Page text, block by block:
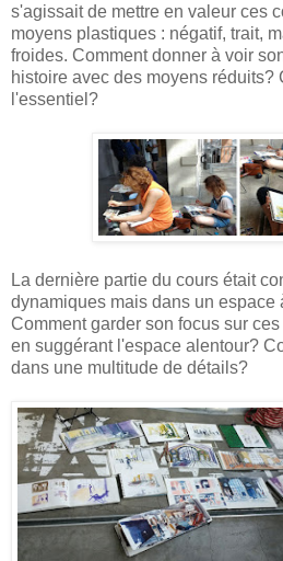
s'agissait de mettre en valeur ces
moyens plastiques : négatif, trait,
froides. Comment donner à voir
histoire avec des moyens réduits?
l'essentiel?
La dernière partie du cours était
dynamiques mais dans un espace
Comment garder son focus sur
en suggérant l'espace alentour?
dans une multitude de détails?